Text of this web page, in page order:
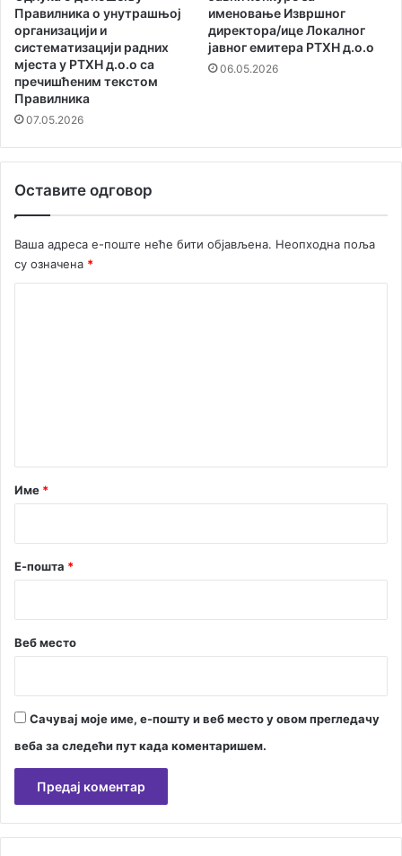
м
б
е
н
о
д
о
Правилника о унутрашњој
организацији и
систематизацији радних
мјеста у РТХН д.о.о са
пречишћеним текстом
Правилника
07.05.2026
именовање Извршног
директора/ице Локалног
јавног емитера РТХН д.о.о
06.05.2026
Оставите одговор
Ваша адреса е-поште неће бити објављена. Неопходна поља
су означена *
р
Име *
Е-пошта *
Веб место
Сачувај моје име, е-пошту и веб место у овом прегледачу
веба за следећи пут када коментаришем.